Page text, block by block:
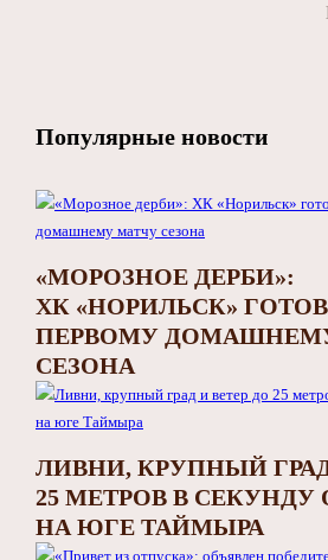
Популярные новости
«МОРОЗНОЕ ДЕРБИ»:
ХК «НОРИЛЬСК»
ПЕРВОМУ
СЕЗОНА
ЛИВНИ, КРУПНЫЙ
25 МЕТРОВ В
НА ЮГЕ ТАЙМЫРА